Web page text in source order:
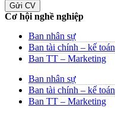
Gửi CV
Cơ hội nghề nghiệp
Ban nhân sự
Ban tài chính – kế toán
Ban TT – Marketing
Ban nhân sự
Ban tài chính – kế toán
Ban TT – Marketing